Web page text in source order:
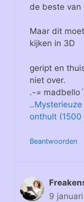
de beste
Maar dit
kijken in 3D
geript en
niet over.
.-=
..
onthult
Beantwoorden
9